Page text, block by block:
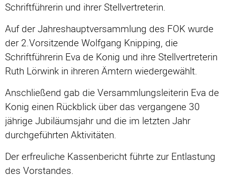
Schriftführerin und ihrer Stellvertreterin.
Auf der Jahreshauptversammlung des FOK wurde
der 2.Vorsitzende Wolfgang Knipping, die
Schriftführerin Eva de Konig und ihre Stellvertreterin
Ruth Lörwink in ihreren Ämtern wiedergewählt.
Anschließend gab die Versammlungsleiterin Eva de
Konig einen Rückblick über das vergangene 30
jährige Jubiläumsjahr und die im letzten Jahr
durchgeführten Aktivitäten.
Der erfreuliche Kassenbericht führte zur Entlastung
des Vorstandes.